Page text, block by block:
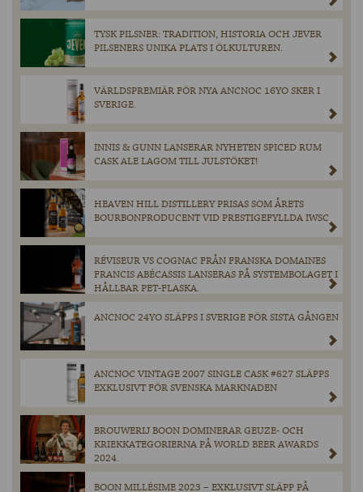
TYSK PILSNER: TRADITION, HISTORIA OCH JEVER
PILSENERS UNIKA PLATS I ÖLKULTUREN.
VÄRLDSPREMIÄR FÖR NYA ANCNOC 16YO SKER I
SVERIGE.
INNIS & GUNN LANSERAR NYHETEN SPICED RUM
CASK ALE LAGOM TILL JULSTÖKET!
HEAVEN HILL DISTILLERY PRISAS SOM ÅRETS
BOURBONPRODUCENT VID PRESTIGEFYLLDA IWSC
RÉVISEUR VS COGNAC FRÅN FRANSKA DOMAINES
FRANCIS ABÉCASSIS LANSERAS PÅ SYSTEMBOLAGET I
HÅLLBAR PET-FLASKA.
ANCNOC 24YO SLÄPPS I SVERIGE FÖR SISTA GÅNGEN
ANCNOC VINTAGE 2007 SINGLE CASK #627 SLÄPPS
EXKLUSIVT FÖR SVENSKA MARKNADEN
BROUWERIJ BOON DOMINERAR GEUZE- OCH
KRIEKKATEGORIERNA PÅ WORLD BEER AWARDS
2024.
BOON MILLÉSIME 2023 – EXKLUSIVT SLÄPP PÅ